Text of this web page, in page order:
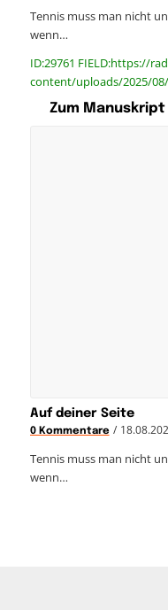
Tennis muss man nicht
wenn…
ID:29761 FIELD:https://
content/uploads/2025/
Zum Manuskript
Auf deiner Seite
0 Kommentare /
Tennis muss man nicht
wenn…